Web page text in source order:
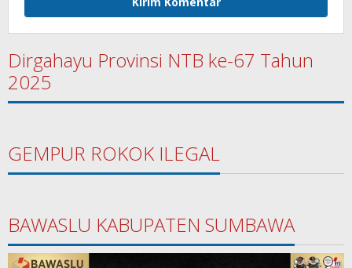
Dirgahayu Provinsi NTB ke-67 Tahun
2025
GEMPUR ROKOK ILEGAL
BAWASLU KABUPATEN SUMBAWA